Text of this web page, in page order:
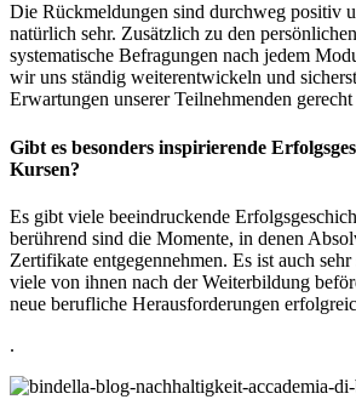
Die Rückmeldungen sind durchweg positiv
natürlich sehr. Zusätzlich zu den
systematische Befragungen nach jedem
wir uns ständig weiterentwickeln und
Erwartungen unserer Teilnehmenden
Gibt es besonders inspirierende
Kursen?
Es gibt viele beeindruckende
berührend sind die Momente, in denen
Zertifikate entgegennehmen. Es ist auch
viele von ihnen nach der Weiterbildung
neue berufliche Herausforderungen
.